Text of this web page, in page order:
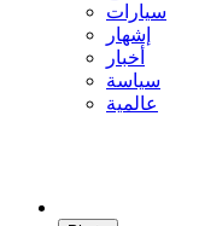
سيارات
إشهار
أخبار
سياسة
عالمية